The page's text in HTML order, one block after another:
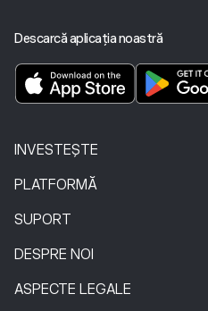
Descarcă aplicația noastră
INVESTEȘTE
PLATFORMĂ
SUPORT
DESPRE NOI
ASPECTE LEGALE